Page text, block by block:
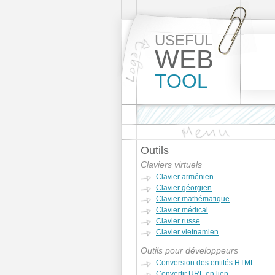
USEFUL
WEB
TOOL
Outils
Claviers virtuels
Clavier arménien
Clavier géorgien
Clavier mathématique
Clavier médical
Clavier russe
Clavier vietnamien
Outils pour développeurs
Conversion des entités HTML